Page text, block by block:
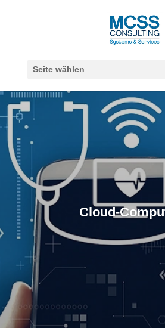
Seite wählen
Cloud-